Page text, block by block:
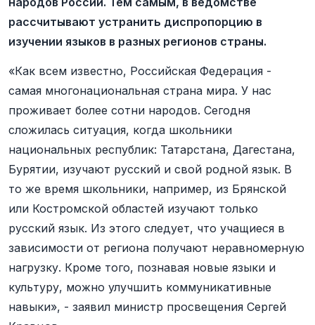
рассчитывают устранить диспропорцию в
изучении языков в разных регионов страны.
«Как всем известно, Российская Федерация -
самая многонациональная страна мира. У нас
проживает более сотни народов. Сегодня
сложилась ситуация, когда школьники
национальных республик: Татарстана, Дагестана,
Бурятии, изучают русский и свой родной язык. В
то же время школьники, например, из Брянской
или Костромской областей изучают только
русский язык. Из этого следует, что учащиеся в
зависимости от региона получают неравномерную
нагрузку. Кроме того, познавая новые языки и
культуру, можно улучшить коммуникативные
навыки», - заявил министр просвещения Сергей